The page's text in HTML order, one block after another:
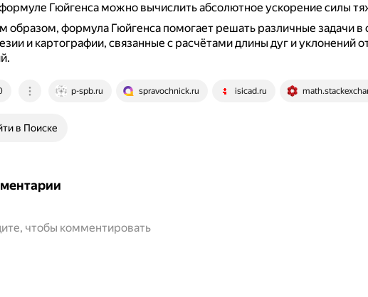
Гюйгенса можно вычислить абсолютное ускорение силы
образом, формула Гюйгенса помогает решать различные задачи в
и картографии, связанные с расчётами длины дуг и уклонений
p-spb.ru spravochnick.ru isicad.ru
в Поиске
чтобы комментировать